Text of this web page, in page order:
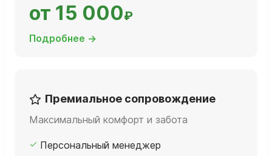
от 15 000₽
Подробнее →
Премиальное сопровождение
Максимальный комфорт и забота
Персональный менеджер